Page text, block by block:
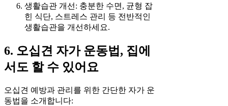
생활습관 개선: 충분한 수면, 균형 잡
힌 식단, 스트레스 관리 등 전반적인
생활습관을 개선하세요.
6. 오십견 자가 운동법, 집에
서도 할 수 있어요
오십견 예방과 관리를 위한 간단한 자가 운
동법을 소개합니다: